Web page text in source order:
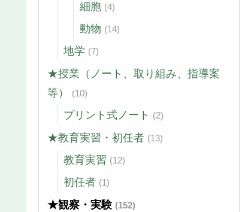
細胞 (4)
動物 (14)
地学 (7)
★授業（ノート、取り組み、指導案
等）
(10)
プリント式ノート (2)
★教育実習・初任者 (13)
教育実習 (12)
初任者 (1)
★観察・実験 (152)